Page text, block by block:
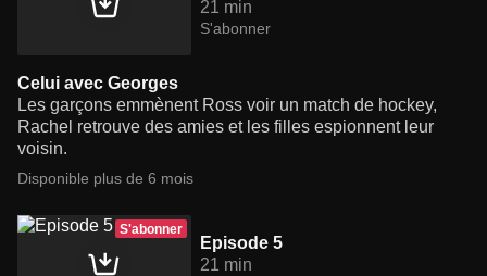
21 min
S'abonner
Celui avec Georges
Les garçons emmènent Ross voir un match de hockey,
Rachel retrouve des amies et les filles espionnent leur
voisin.
Disponible plus de 6 mois
S'abonner
Episode 5
21 min